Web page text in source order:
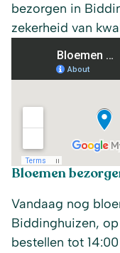
bezorgen in
zekerheid van
Bloemen
Vandaag nog
Biddinghuizen,
bestellen tot